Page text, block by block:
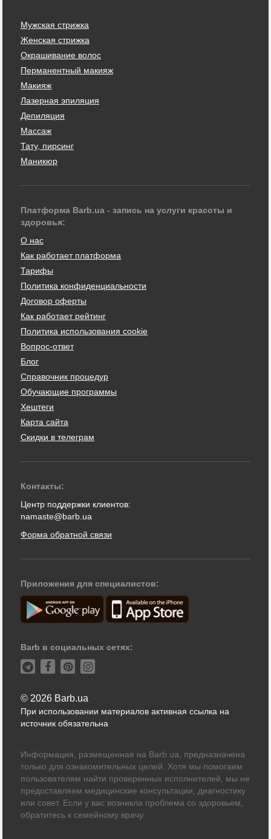
Мужская стрижка
Женская стрижка
Окрашивание волос
Перманентный макияж
Макияж
Лазерная эпиляция
Депиляция
Массаж
Тату, пирсинг
Маникюр
Платформа Barb.ua - запись на услуги красоты и
здоровья:
О нас
Как работает платформа
Тарифы
Политика конфиденциальности
Договор оферты
Как работает рейтинг
Политика использования cookie
Вопрос-ответ
Блог
Справочник процедур
Обучающие программы
Хештеги
Карта сайта
Скидки в телеграм
Контакты:
Центр поддержки клиентов:
namaste@barb.ua
Форма обратной связи
Приложения для специалистов:
Barb в социальных сетях:
© 2026 Barb.ua
При использовании материалов активная ссылка на
источник обязательна
Информация, размещенная на Barb.ua, предназначена
только для ознакомительных целей. Хотя мы помогаем
пользователям найти проверенных исполнителей, мы не
предоставляем медицинские консультации, диагностику
или совет. Если у вас возникла проблема со здоровьем,
обратитесь к семейному врачу.